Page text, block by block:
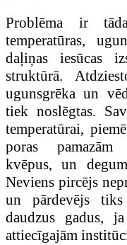
Problēma ir
temperatūras,
daļiņas iesūcas
struktūrā.
ugunsgrēka un
tiek noslēgtas.
temperatūrai,
poras
kvēpus, un
Neviens pircējs
un pārdevējs
daudzus gadus,
attiecīgajām